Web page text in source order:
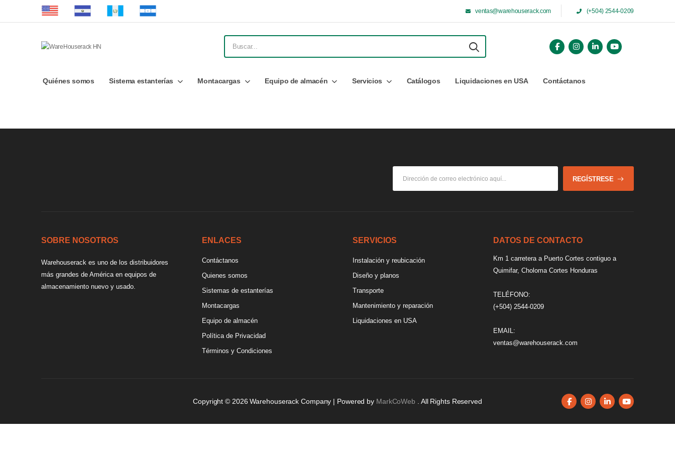
ventas@warehouserack.com (+504) 2544-0209
Quiénes somos Sistema estanterías Montacargas Equipo de almacén Servicios Catálogos Liquidaciones en USA Contáctanos
REGÍSTRESE
SOBRE NOSOTROS
Warehouserack es uno de los distribuidores
más grandes de América en equipos de
almacenamiento nuevo y usado.
ENLACES
Contáctanos
Quienes somos
Sistemas de estanterías
Montacargas
Equipo de almacén
Política de Privacidad
Términos y Condiciones
SERVICIOS
Instalación y reubicación
Diseño y planos
Transporte
Mantenimiento y reparación
Liquidaciones en USA
DATOS DE CONTACTO
Km 1 carretera a Puerto Cortes contiguo a
Quimifar, Choloma Cortes Honduras
TELÉFONO:
(+504) 2544-0209
EMAIL:
ventas@warehouserack.com
Copyright © 2026 Warehouserack Company | Powered by MarkCoWeb . All Rights Reserved